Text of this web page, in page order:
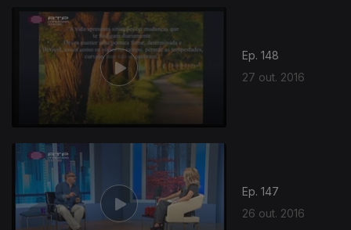
Ep. 148
27 out. 2016
Ep. 147
26 out. 2016